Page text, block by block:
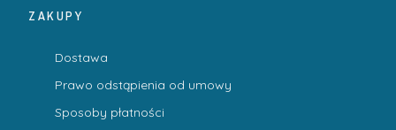
ZAKUPY
Dostawa
Prawo odstąpienia od umowy
Sposoby płatności